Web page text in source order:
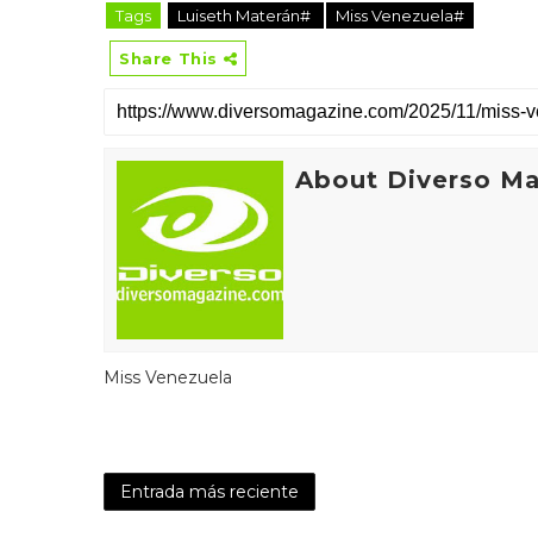
Tags Luiseth Materán# Miss Venezuela#
Share This
About Diverso
Miss Venezuela
Entrada más reciente